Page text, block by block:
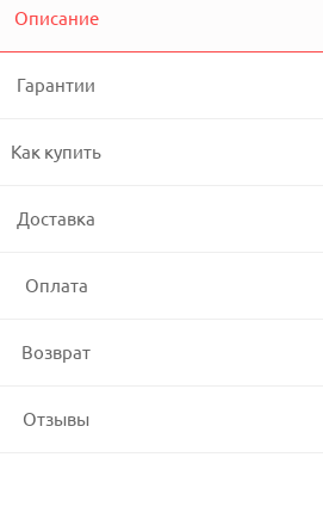
Описание
Гарантии
Как купить
Доставка
Оплата
Возврат
Отзывы